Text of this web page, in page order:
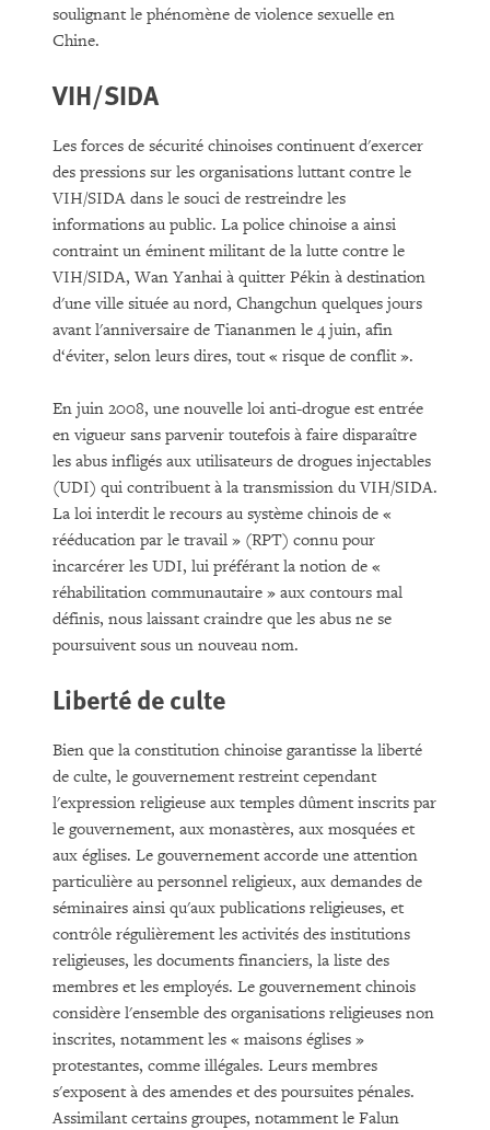
soulignant le phénomène de violence sexuelle en
Chine.
VIH/SIDA
Les forces de sécurité chinoises continuent d'exercer
des pressions sur les organisations luttant contre le
VIH/SIDA dans le souci de restreindre les
informations au public. La police chinoise a ainsi
contraint un éminent militant de la lutte contre le
VIH/SIDA, Wan Yanhai à quitter Pékin à destination
d'une ville située au nord, Changchun quelques jours
avant l'anniversaire de Tiananmen le 4 juin, afin
d‘éviter, selon leurs dires, tout « risque de conflit ».
En juin 2008, une nouvelle loi anti-drogue est entrée
en vigueur sans parvenir toutefois à faire disparaître
les abus infligés aux utilisateurs de drogues injectables
(UDI) qui contribuent à la transmission du VIH/SIDA.
La loi interdit le recours au système chinois de «
rééducation par le travail » (RPT) connu pour
incarcérer les UDI, lui préférant la notion de «
réhabilitation communautaire » aux contours mal
définis, nous laissant craindre que les abus ne se
poursuivent sous un nouveau nom.
Liberté de culte
Bien que la constitution chinoise garantisse la liberté
de culte, le gouvernement restreint cependant
l'expression religieuse aux temples dûment inscrits par
le gouvernement, aux monastères, aux mosquées et
aux églises. Le gouvernement accorde une attention
particulière au personnel religieux, aux demandes de
séminaires ainsi qu'aux publications religieuses, et
contrôle régulièrement les activités des institutions
religieuses, les documents financiers, la liste des
membres et les employés. Le gouvernement chinois
considère l'ensemble des organisations religieuses non
inscrites, notamment les « maisons églises »
protestantes, comme illégales. Leurs membres
s'exposent à des amendes et des poursuites pénales.
Assimilant certains groupes, notamment le Falun